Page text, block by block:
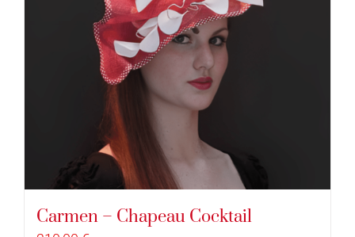
Carmen – Chapeau Cocktail